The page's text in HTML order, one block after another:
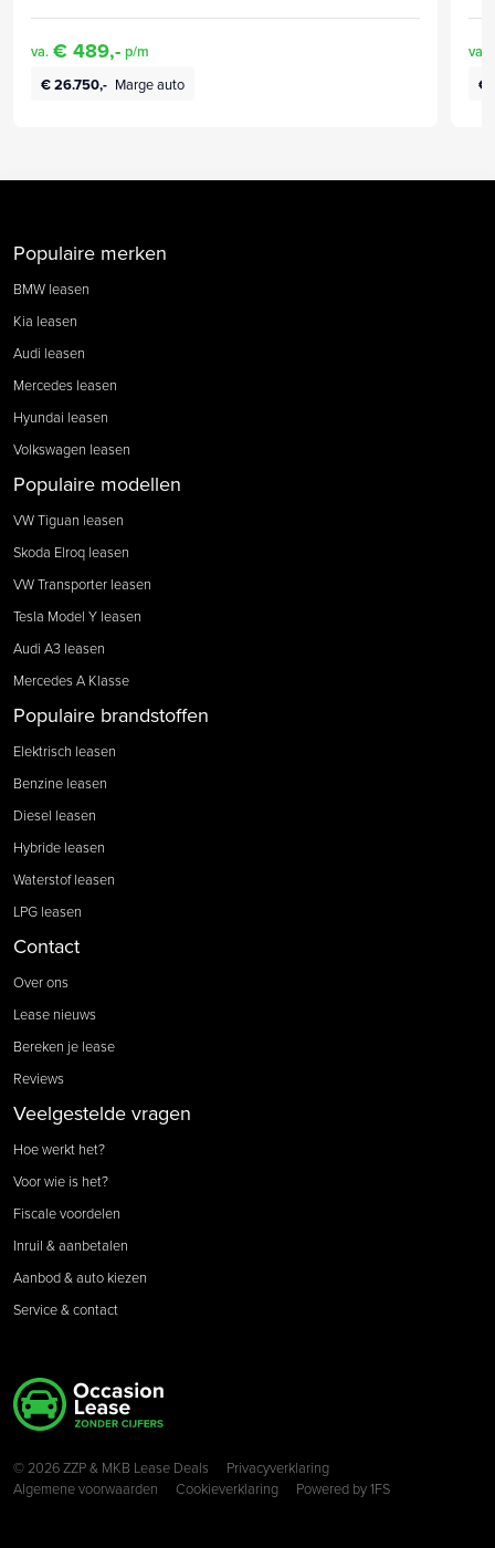
va. € 489,- p/m
€ 26.750,- Marge auto
va.
€
Populaire merken
BMW leasen
Kia leasen
Audi leasen
Mercedes leasen
Hyundai leasen
Volkswagen leasen
Populaire modellen
VW Tiguan leasen
Skoda Elroq leasen
VW Transporter leasen
Tesla Model Y leasen
Audi A3 leasen
Mercedes A Klasse
Populaire brandstoffen
Elektrisch leasen
Benzine leasen
Diesel leasen
Hybride leasen
Waterstof leasen
LPG leasen
Contact
Over ons
Lease nieuws
Bereken je lease
Reviews
Veelgestelde vragen
Hoe werkt het?
Voor wie is het?
Fiscale voordelen
Inruil & aanbetalen
Aanbod & auto kiezen
Service & contact
Copyright navigation
© 2026 ZZP & MKB Lease Deals
Privacyverklaring
Algemene voorwaarden
Cookieverklaring Powered by1FS